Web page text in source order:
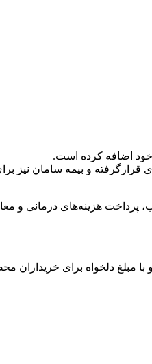
خود اضافه کرده است.
و بیمه سامان نیز
پرداخت هزینه‌های درمانی و
دلخواه برای خریداران